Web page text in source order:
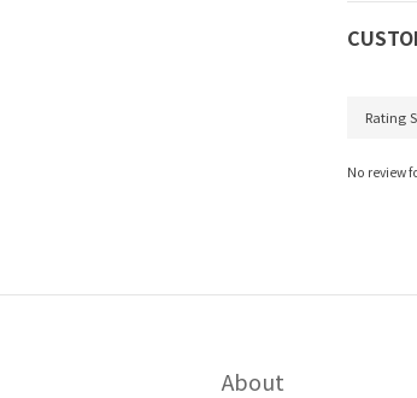
No review
About